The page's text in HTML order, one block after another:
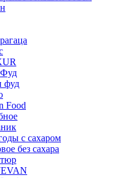
фуд
Food
с сахаром
без сахара